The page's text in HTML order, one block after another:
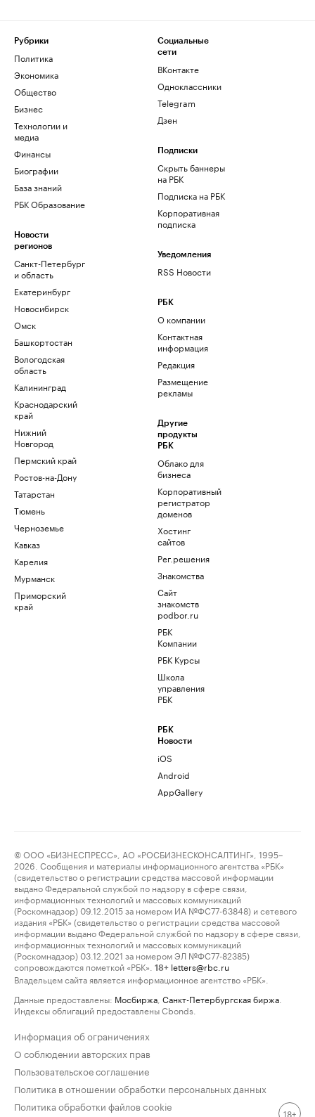
Рубрики
Политика
Экономика
Общество
Бизнес
Технологии и
медиа
Финансы
Биографии
База знаний
РБК Образование
Новости
регионов
Санкт-Петербург
и область
Екатеринбург
Новосибирск
Омск
Башкортостан
Вологодская
область
Калининград
Краснодарский
край
Нижний
Новгород
Пермский край
Ростов-на-Дону
Татарстан
Тюмень
Черноземье
Кавказ
Карелия
Мурманск
Приморский
край
Социальные
сети
ВКонтакте
Одноклассники
Telegram
Дзен
Подписки
Скрыть баннеры
на РБК
Подписка на РБК
Корпоративная
подписка
Уведомления
RSS Новости
РБК
О компании
Контактная
информация
Редакция
Размещение
рекламы
Другие
продукты
РБК
Облако для
бизнеса
Корпоративный
регистратор
доменов
Хостинг
сайтов
Рег.решения
Знакомства
Сайт
знакомств
podbor.ru
РБК
Компании
РБК Курсы
Школа
управления
РБК
РБК
Новости
iOS
Android
AppGallery
© ООО «БИЗНЕСПРЕСС», АО «РОСБИЗНЕСКОНСАЛТИНГ», 1995–
2026. Сообщения и материалы информационного агентства «РБК»
(свидетельство о регистрации средства массовой информации
выдано Федеральной службой по надзору в сфере связи,
информационных технологий и массовых коммуникаций
(Роскомнадзор) 09.12.2015 за номером ИА №ФС77-63848) и сетевого
издания «РБК» (свидетельство о регистрации средства массовой
информации выдано Федеральной службой по надзору в сфере связи,
информационных технологий и массовых коммуникаций
(Роскомнадзор) 03.12.2021 за номером ЭЛ №ФС77-82385)
сопровождаются пометкой «РБК».
18+ letters@rbc.ru
Владельцем сайта является информационное агентство «РБК».
Данные предоставлены: Мосбиржа Санкт-Петербургская биржа
Индексы облигаций предоставлены Cbonds.
Информация об ограничениях
О соблюдении авторских прав
Пользовательское соглашение
Политика в отношении обработки персональных данных
Политика обработки файлов cookie
18+